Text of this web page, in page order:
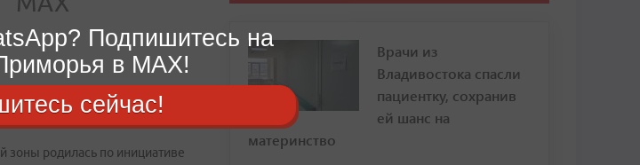
площадка
зоны родилась по инициативе
Врачи из
Владивостока спасли
пациентку, сохранив
ей шанс на
материнство
Подпишитесь на
в MAX!
сейчас!